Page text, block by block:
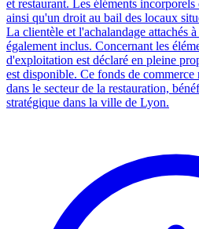
et restaurant. Les éléments
ainsi qu'un droit au bail des locaux
La clientèle et l'achalandage attachés
également inclus. Concernant les
d'exploitation est déclaré en pleine
est disponible. Ce fonds de commerce
dans le secteur de la restauration,
stratégique dans la ville de Lyon.